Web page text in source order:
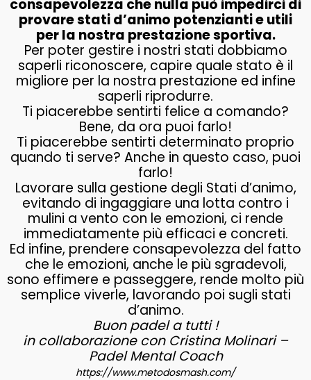
consapevolezza che nulla può impedirci di
provare stati d’animo potenzianti e utili
per la nostra prestazione sportiva.
Per poter gestire i nostri stati dobbiamo
saperli riconoscere, capire quale stato è il
migliore per la nostra prestazione ed infine
saperli riprodurre.
Ti piacerebbe sentirti felice a comando?
Bene, da ora puoi farlo!
Ti piacerebbe sentirti determinato proprio
quando ti serve? Anche in questo caso, puoi
farlo!
Lavorare sulla gestione degli Stati d’animo,
evitando di ingaggiare una lotta contro i
mulini a vento con le emozioni, ci rende
immediatamente più efficaci e concreti.
Ed infine, prendere consapevolezza del fatto
che le emozioni, anche le più sgradevoli,
sono effimere e passeggere, rende molto più
semplice viverle, lavorando poi sugli stati
d’animo.
Buon padel a tutti !
in collaborazione con Cristina Molinari –
Padel Mental Coach
https://www.metodosmash.com/